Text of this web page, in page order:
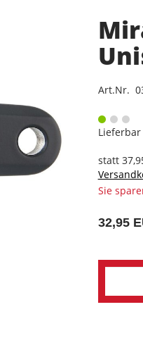
Art.Nr.
Lieferbar
statt
Sie
32,95